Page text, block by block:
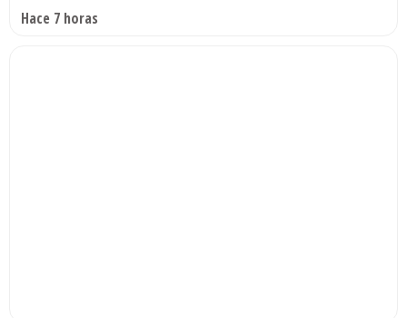
Hace 7 horas